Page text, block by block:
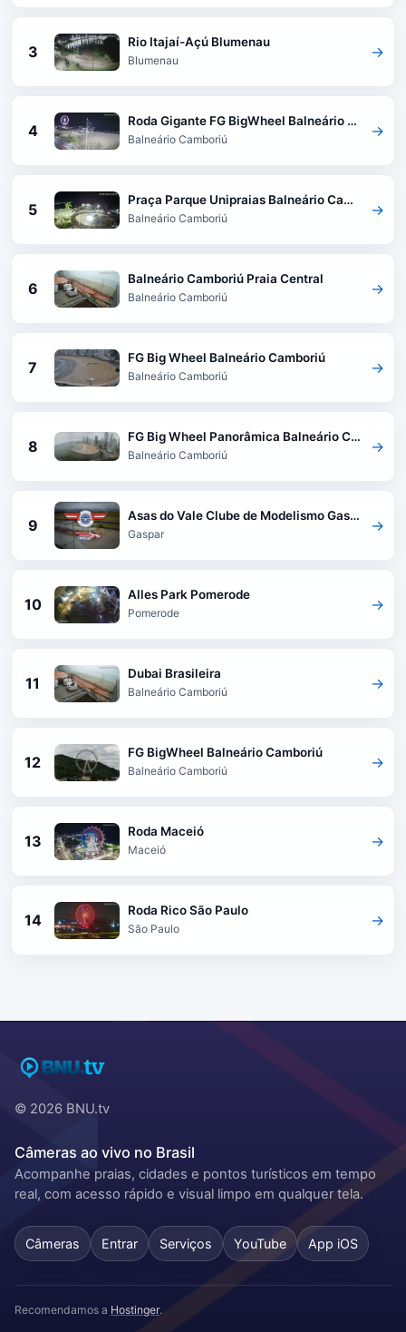
3
Rio Itajaí-Açú Blumenau
Blumenau →
4
Roda Gigante FG BigWheel Balneário Camboriú
Balneário Camboriú →
5
Praça Parque Unipraias Balneário Camboriú
Balneário Camboriú →
6
Balneário Camboriú Praia Central
Balneário Camboriú →
7
FG Big Wheel Balneário Camboriú
Balneário Camboriú →
8
FG Big Wheel Panorâmica Balneário Camboriú
Balneário Camboriú →
9
Asas do Vale Clube de Modelismo Gaspar
Gaspar →
10
Alles Park Pomerode
Pomerode →
11
Dubai Brasileira
Balneário Camboriú →
12
FG BigWheel Balneário Camboriú
Balneário Camboriú →
13
Roda Maceió
Maceió →
14
Roda Rico São Paulo
São Paulo →
© 2026 BNU.tv
Câmeras ao vivo no Brasil
Acompanhe praias, cidades e pontos turísticos em tempo
real, com acesso rápido e visual limpo em qualquer tela.
Câmeras Entrar Serviços YouTube App iOS
Recomendamos a Hostinger.